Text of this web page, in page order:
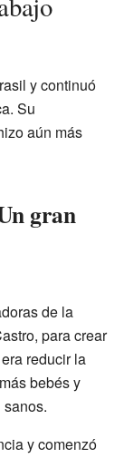
y continuó
Su
aún más
gran
de la
para crear
reducir la
bebés y
y comenzó